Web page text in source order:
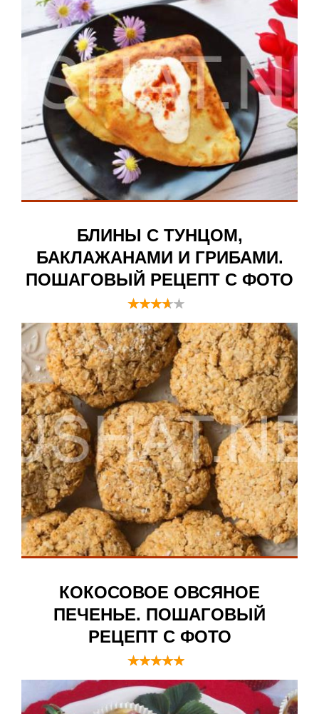
БЛИНЫ С ТУНЦОМ,
БАКЛАЖАНАМИ И ГРИБАМИ.
ПОШАГОВЫЙ РЕЦЕПТ С ФОТО
КОКОСОВОЕ ОВСЯНОЕ
ПЕЧЕНЬЕ. ПОШАГОВЫЙ
РЕЦЕПТ С ФОТО